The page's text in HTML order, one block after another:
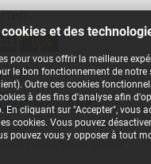
et des
pour vous offrir la meilleure
le bon fonctionnement de notre
Outre ces cookies
à des fins d'analyse afin
En cliquant sur "Accepter", vous
cookies. Vous pouvez
pouvez vous y opposer à tout
Deutschland GmbH